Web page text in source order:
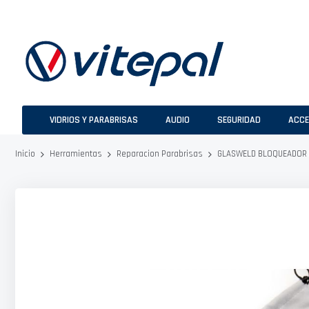
VIDRIOS Y PARABRISAS AUDIO SEGURIDAD
Inicio Herramientas Reparacion Parabrisas GLASWELD